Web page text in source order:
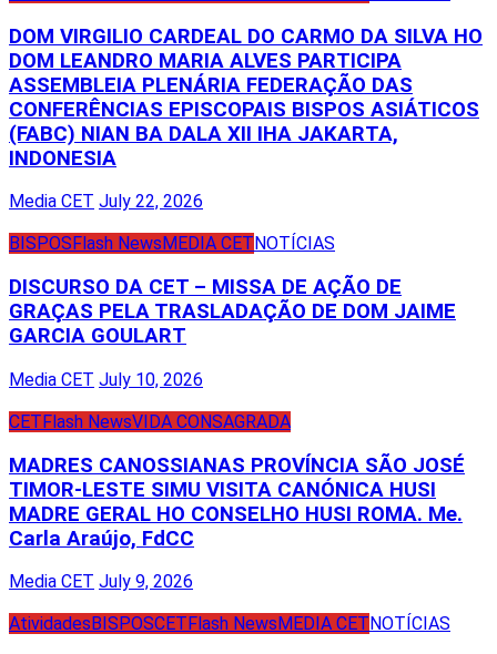
DOM VIRGILIO CARDEAL DO CARMO DA SILVA HO
DOM LEANDRO MARIA ALVES PARTICIPA
ASSEMBLEIA PLENÁRIA FEDERAÇÃO DAS
CONFERÊNCIAS EPISCOPAIS BISPOS ASIÁTICOS
(FABC) NIAN BA DALA XII IHA JAKARTA,
INDONESIA
Media CET July 22, 2026
BISPOS Flash News MEDIA CET NOTÍCIAS
DISCURSO DA CET – MISSA DE AÇÃO DE
GRAÇAS PELA TRASLADAÇÃO DE DOM JAIME
GARCIA GOULART
Media CET July 10, 2026
CETFlash NewsVIDA CONSAGRADA
MADRES CANOSSIANAS PROVÍNCIA SÃO JOSÉ
TIMOR-LESTE SIMU VISITA CANÓNICA HUSI
MADRE GERAL HO CONSELHO HUSI ROMA. Me.
Carla Araújo, FdCC
Media CET July 9, 2026
Atividades BISPOSCET Flash News MEDIA CET NOTÍCIAS